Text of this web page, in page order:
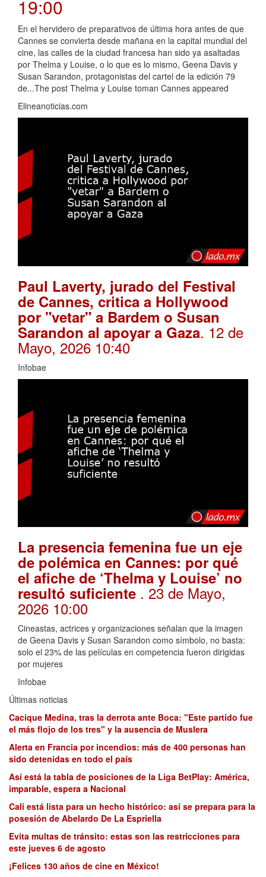
19:00
En el hervidero de preparativos de última hora antes de que
Cannes se convierta desde mañana en la capital mundial del
cine, las calles de la ciudad francesa han sido ya asaltadas
por Thelma y Louise, o lo que es lo mismo, Geena Davis y
Susan Sarandon, protagonistas del cartel de la edición 79
de...The post Thelma y Louise toman Cannes appeared
Elineanoticias.com
Paul Laverty, jurado del Festival
de Cannes, critica a Hollywood
por "vetar" a Bardem o Susan
Sarandon al apoyar a Gaza. 12 de
Mayo, 2026 10:40
Infobae
La presencia femenina fue un eje
de polémica en Cannes: por qué
el afiche de ‘Thelma y Louise’ no
resultó suficiente . 23 de Mayo,
2026 10:00
Cineastas, actrices y organizaciones señalan que la imagen
de Geena Davis y Susan Sarandon como símbolo, no basta:
solo el 23% de las películas en competencia fueron dirigidas
por mujeres
Infobae
Últimas noticias
Cacique Medina, tras la derrota ante Boca: "Este partido fue
el más flojo de los tres" y la ausencia de Muslera
Alerta en Francia por incendios: más de 400 personas han
sido detenidas en todo el país
Así está la tabla de posiciones de la Liga BetPlay: América,
imparable, espera a Nacional
Cali está lista para un hecho histórico: así se prepara para la
posesión de Abelardo De La Espriella
Evita multas de tránsito: estas son las restricciones para
este jueves 6 de agosto
¡Felices 130 años de cine en México!